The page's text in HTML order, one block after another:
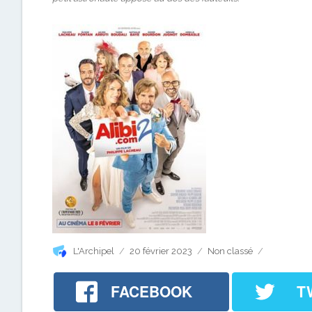
Auteur
L'Archipel
Publié
20 février 2023 Catégories
Non classé
FACEBOOK